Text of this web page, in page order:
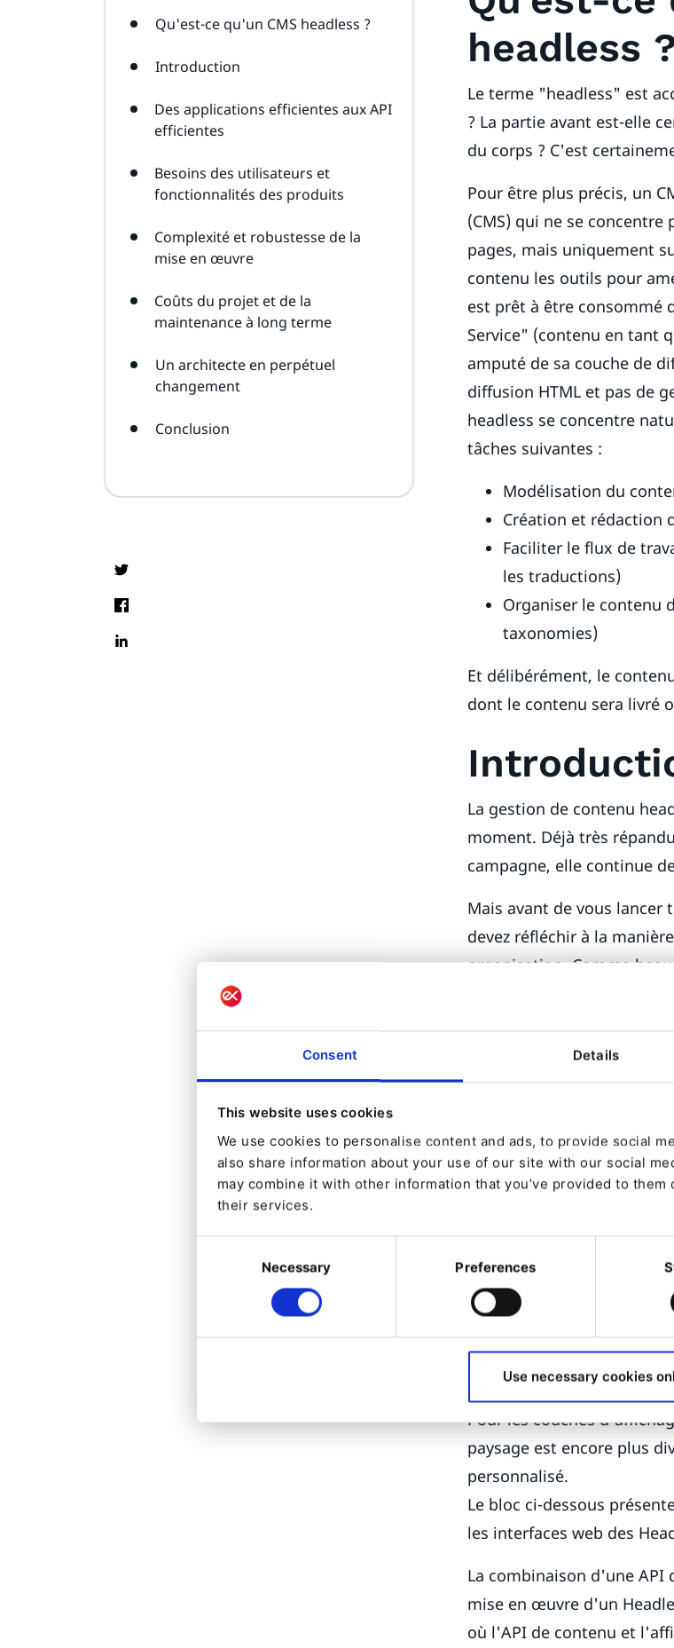
Consent Details
This website uses cookies
We use cookies to personalise content and ads, to provide social
also share information about your use of our site with our social
may combine it with other information that you’ve provided to
their services.
Necessary Preferences
Use necessary cookies
Qu'est-ce qu'un CMS headless ?
Introduction
Des applications efficientes aux API
efficientes
Besoins des utilisateurs et
fonctionnalités des produits
Complexité et robustesse de la
mise en œuvre
Coûts du projet et de la
maintenance à long terme
Un architecte en perpétuel
changement
Conclusion
headless
Le terme "headless" est
? La partie avant est-elle
du corps ? C'est
Pour être plus précis, un
(CMS) qui ne se
pages, mais uniquement
contenu les outils pour
est prêt à être consommé
Service" (contenu en tant
amputé de sa couche de
diffusion HTML et pas de
headless se concentre
tâches suivantes :
Modélisation du
Création et rédaction
Faciliter le flux de
les traductions)
Organiser le contenu
taxonomies)
Et délibérément, le
dont le contenu sera livré
La gestion de contenu
moment. Déjà très
campagne, elle continue
Mais avant de vous lancer
devez réfléchir à la
organisation. Comme
CMS" n'est pas très clair.
Un
développement - et non
•Couche d'affichage :Un
Pour ces deux
marché. Pour en savoir
consultez notre notre
(Guide de l'utilisateur
Pour les couches
paysage est encore plus
personnalisé.
Le bloc ci-dessous
les interfaces web des
La combinaison d'une
mise en œuvre d'un
où l'API de contenu et